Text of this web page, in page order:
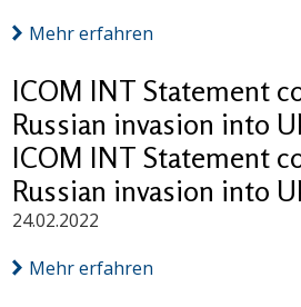
Mehr erfahren
ICOM INT Statement
Russian invasion into
ICOM INT Statement
Russian invasion into
24.02.2022
Mehr erfahren